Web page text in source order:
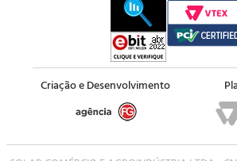
Criação e Desenvolvimento